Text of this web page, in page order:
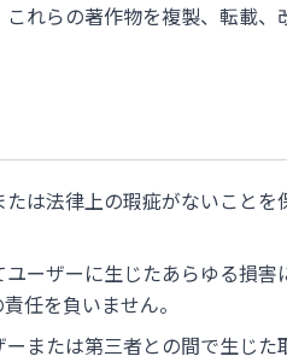
れらの著作物を複製、転載
は法律上の瑕疵がないこと
ーザーに生じたあらゆる損害
任を負いません。
または第三者との間で生じた